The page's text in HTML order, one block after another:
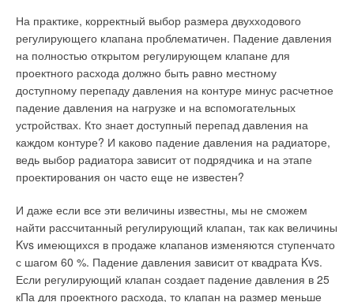
На практике, корректный выбор размера двухходового
регулирующего клапана проблематичен. Падение давления
на полностью открытом регулирующем клапане для
проектного расхода должно быть равно местному
доступному перепаду давления на контуре минус расчетное
падение давления на нагрузке и на вспомогательных
устройствах. Кто знает доступный перепад давления на
каждом контуре? И каково падение давления на радиаторе,
ведь выбор радиатора зависит от подрядчика и на этапе
проектирования он часто еще не известен?
И даже если все эти величины известны, мы не сможем
найти рассчитанный регулирующий клапан, так как величины
Kvs имеющихся в продаже клапанов изменяются ступенчато
с шагом 60 %. Падение давления зависит от квадрата Kvs.
Если регулирующий клапан создает падение давления в 25
кПа для проектного расхода, то клапан на размер меньше
энергии и теплоносителей.
Используя энтальпию во взаиморасчетах между
теплоснабжающей организацией и потребителями (а значит,
и при измерении тепловой энергии), теплоиспользующие
установки потребителей можно рассматривать как черный
ящик, не вмешиваясь в действия потребителей.
Следует также учитывать, что в новых экономических
условиях теплоснабжающей организацией может быть
законных основаниях тепловыми сетями и занимается
продажей (!) произведенной и (или) купленной тепловой
энергии. Это означает, что тепловая энергия может
передаваться от источников тепла до конечных
потребителей по сетям нескольких теплоснабжающих